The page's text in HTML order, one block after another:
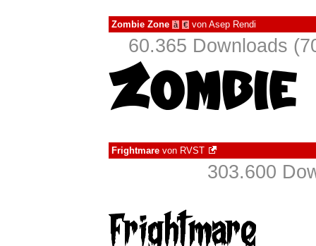
Zombie Zone à € von Asep Rendi
60.365 Downloads
Frightmare von RVST
303.600